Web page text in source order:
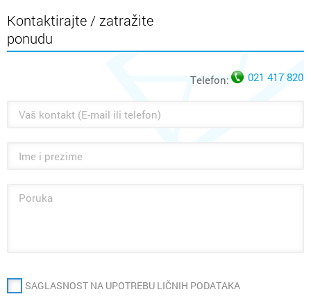
Kontaktirajte / zatražite
ponudu
Telefon: 021 417 820
SAGLASNOST NA UPOTREBU LIČNIH PODATAKA